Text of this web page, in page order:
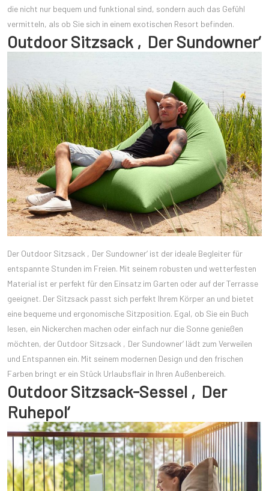
die nicht nur bequem und funktional sind, sondern auch das Gefühl
vermitteln, als ob Sie sich in einem exotischen Resort befinden.
Outdoor Sitzsack ‚Der Sundowner‘
Der Outdoor Sitzsack ‚Der Sundowner‘ ist der ideale Begleiter für
entspannte Stunden im Freien. Mit seinem robusten und wetterfesten
Material ist er perfekt für den Einsatz im Garten oder auf der Terrasse
geeignet. Der Sitzsack passt sich perfekt Ihrem Körper an und bietet
eine bequeme und ergonomische Sitzposition. Egal, ob Sie ein Buch
lesen, ein Nickerchen machen oder einfach nur die Sonne genießen
möchten, der Outdoor Sitzsack ‚Der Sundowner‘ lädt zum Verweilen
und Entspannen ein. Mit seinem modernen Design und den frischen
Farben bringt er ein Stück Urlaubsflair in Ihren Außenbereich.
Outdoor Sitzsack-Sessel ‚Der
Ruhepol‘